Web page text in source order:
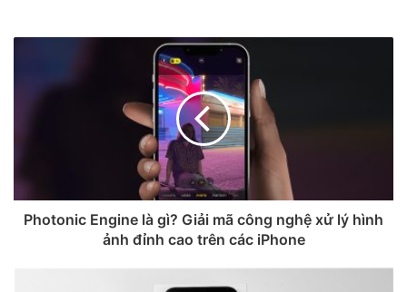
việc sạc đầy pin để bảo vệ pin, đáng buồn nhiều người
dùng thường bỏ qua hoặc vô hiệu hóa chúng.
Giống như hầu hết các thiết bị điện tử hiện nay, pin iPhone
sử dụng công nghệ lithium-ion vốn có tuổi thọ được đo
bằng chu kỳ sạc và xả. Mỗi lần sạc từ 0% đến 100% được
coi là một chu kỳ hoàn chỉnh. Theo thời gian, số chu kỳ sử
dụng càng nhiều thì dung lượng tối đa của pin càng giảm.
Photonic Engine là gì? Giải mã công nghệ xử lý hình
ảnh đỉnh cao trên các iPhone